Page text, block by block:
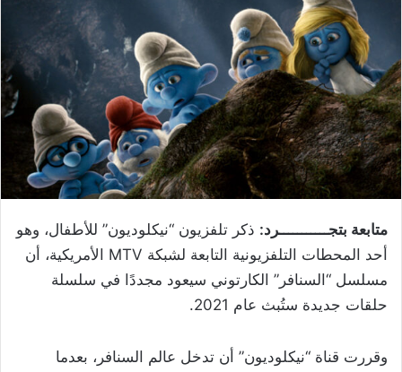
متابعة بتجـــــــــــرد: ذكر تلفزيون “نيكلوديون” للأطفال، وهو
أحد المحطات التلفزيونية التابعة لشبكة MTV الأمريكية، أن
مسلسل “السنافر” الكارتوني سيعود مجددًا في سلسلة
حلقات جديدة ستُبث عام 2021.
وقررت قناة “نيكلوديون” أن تدخل عالم السنافر، بعدما